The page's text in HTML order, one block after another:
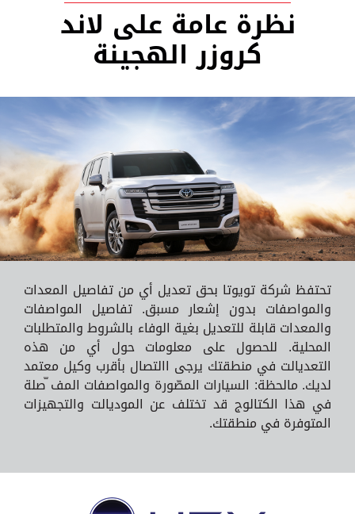
نظرة عامة على لاند
كروزر الهجينة
تحتفظ شركة تويوتا بحق تعديل أي من تفاصيل المعدات
والمواصفات بدون إشعار مسبق. تفاصيل المواصفات
والمعدات قابلة للتعديل بغية الوفاء بالشروط والمتطلبات
المحلية. للحصول على معلومات حول أي من هذه
التعديالت في منطقتك يرجى االتصال بأقرب وكيل معتمد
لديك. مالحظة: السيارات المصّورة والمواصفات المف ّصلة
في هذا الكتالوج قد تختلف عن الموديالت والتجهيزات
المتوفرة في منطقتك.